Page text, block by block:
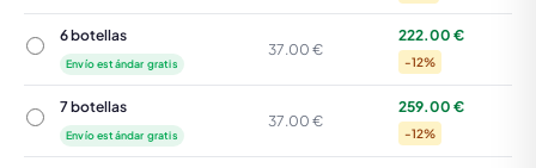
6 botellas
6 botellas
Envío estándar gratis
37.00 €
222.00 €
-12%
7 botellas
7 botellas
Envío estándar gratis
37.00 €
259.00 €
-12%